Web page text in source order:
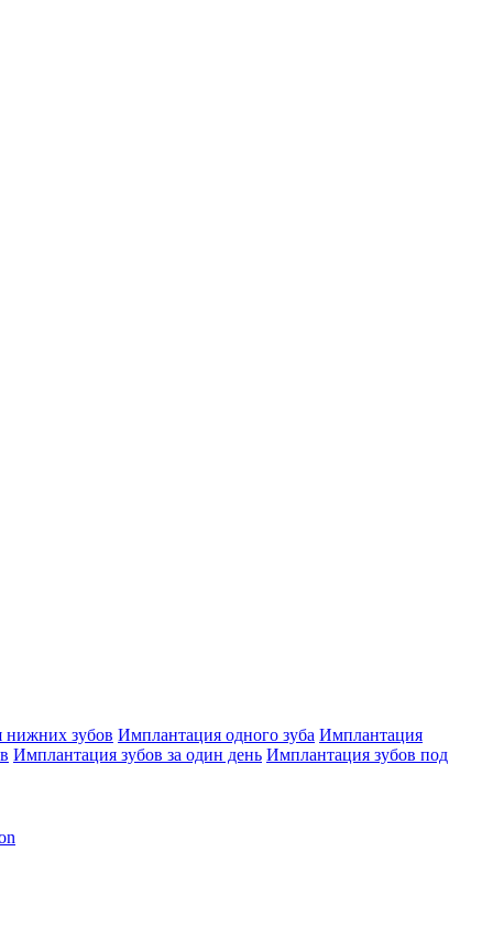
нижних зубов Имплантация одного зуба Имплантация
Имплантация зубов за один день Имплантация зубов под